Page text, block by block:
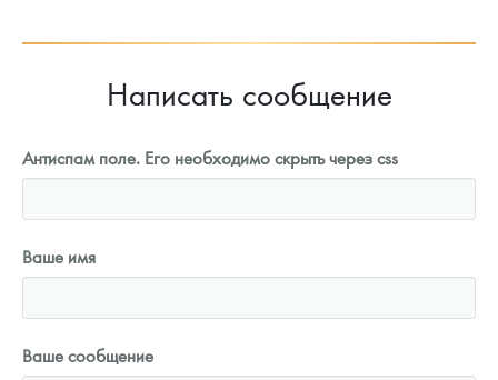
Написать сообщение
Антиспам поле. Его необходимо скрыть через css
Ваше имя
Ваше сообщение